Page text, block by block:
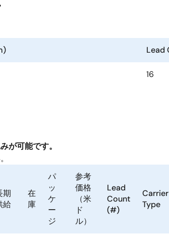
Lead
16
が可能です。
期
給
在
庫
パ
ッ
ケ
ー
ジ
参考
価格
（米
ド
ル）
Lead
Count
(#)
Carrier
Type